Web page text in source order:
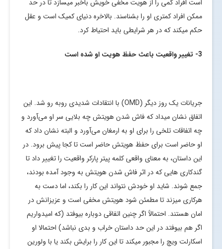
است افراد کمی را از هویت مخفی خویش باخبر میسازد تا در حد
ممکن افراد کمتری او را بشناسند. بالاخره دنیای کمیک است و عقل
حکم میکند که در هر شرایطی باید احتیاط کرد.
3- تغییر واقعیت باعث حفظ هویت او شده است
جریانات یک روز دیگر (OMD) با انتقادات شدیدی روبه رو شد. این
اتفاق نشان میداد که فاش شدن هویتش چه بلایی سر او می‌آورد و
چه اتفاقات تلخی را برای او به ارمغان می‌آورد و البته نشان داد که
او حاضر است برای حفظ هویتش حاضر است تا کجا پیش برود. در
این داستان، به معنای واقعی کلمه پیتر پارکر واقعیت را تغییر داد تا
گندکاری هایی که در اثر فاش شدن هویتش به وجود آمده بودند،
جمع شوند. شاید او خودش نتواند این کار را بکند، اما دست به
هرکاری میزند تا مطمئن شود هویتش مخفی است و عزیزانش در
امان هستند. احتمالاً اگر چنین اتفاقی دوباره بیوفتد (که امیدواریم
اگر هم بیوفتد در این حد داستان خراب و بدی نباشد) احتمالا او
اسکارلت ویچ را مجبور میکند تا این کار را برایش بکند یا با ولورین